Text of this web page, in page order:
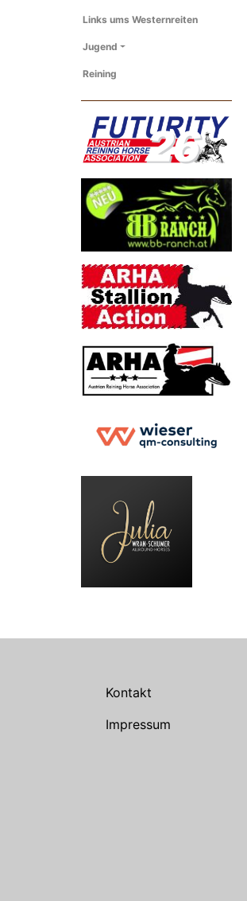
Links ums Westernreiten
Jugend
Reining
Kontakt
Impressum